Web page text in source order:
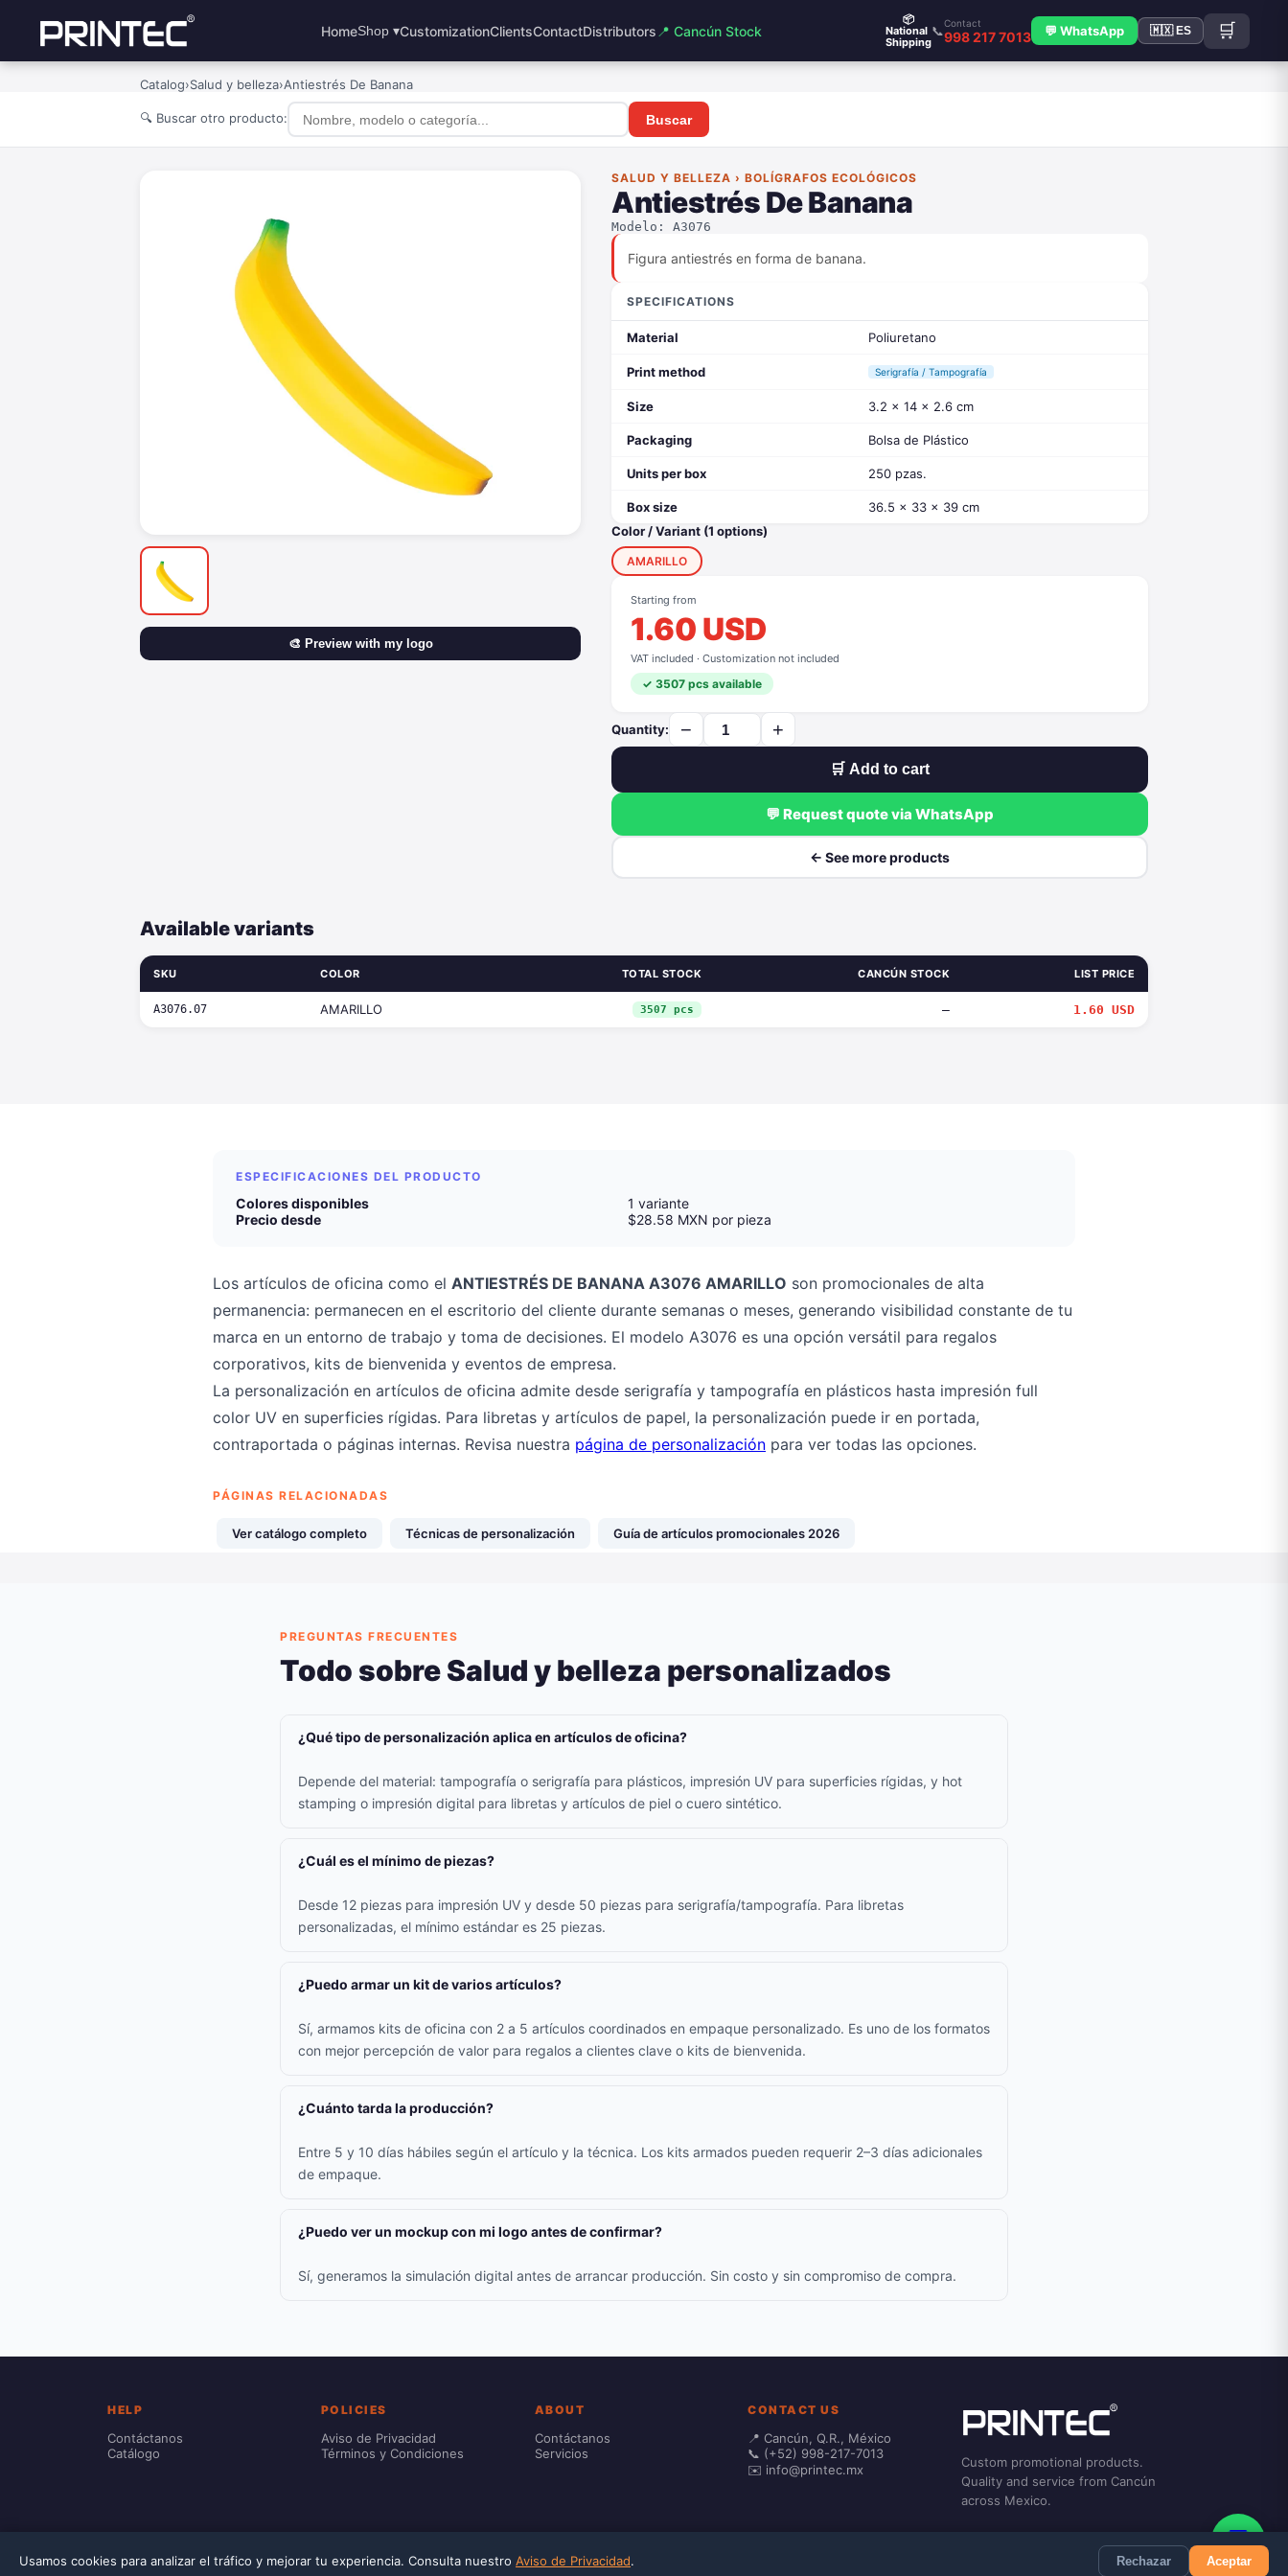
Usamos cookies para analizar el tráfico y mejorar tu experiencia. Consulta nuestro Aviso de Privacidad. Rechazar Aceptar
HomeShop ▾CustomizationClientsContactDistributors 📍 Cancún Stock
📦
National
Shipping
📞
Contact
998 217 7013 💬 WhatsApp 🇲🇽 ES 🛒
Catalog›Salud y belleza›Antiestrés De Banana
🔍 Buscar otro producto: Buscar
🎨 Preview with my logo
SALUD Y BELLEZA › BOLÍGRAFOS ECOLÓGICOS
Antiestrés De Banana
Modelo: A3076
Figura antiestrés en forma de banana.
SPECIFICATIONS
Material Poliuretano
Print method Serigrafía / Tampografía
Size 3.2 x 14 x 2.6 cm
Packaging Bolsa de Plástico
Units per box 250 pzas.
Box size
36.5 x 33 x 39 cm
Color / Variant (1 options)
AMARILLO
Starting from
1.60 USD
VAT included · Customization not included
✓ 3507 pcs available
Quantity: − +
🛒 Add to cart
💬 Request quote via WhatsApp
← See more products
Available variants
SKU COLOR TOTAL STOCK CANCÚN STOCK LIST PRICE
A3076.07 AMARILLO 3507 pcs — 1.60 USD
ESPECIFICACIONES DEL PRODUCTO
Colores disponibles
1 variante
Precio desde
$28.58 MXN por pieza
Los artículos de oficina como el ANTIESTRÉS DE BANANA A3076 AMARILLO son promocionales de alta
permanencia: permanecen en el escritorio del cliente durante semanas o meses, generando visibilidad constante de tu
marca en un entorno de trabajo y toma de decisiones. El modelo A3076 es una opción versátil para regalos
corporativos, kits de bienvenida y eventos de empresa.
La personalización en artículos de oficina admite desde serigrafía y tampografía en plásticos hasta impresión full
color UV en superficies rígidas. Para libretas y artículos de papel, la personalización puede ir en portada,
contraportada o páginas internas. Revisa nuestra página de personalización para ver todas las opciones.
PÁGINAS RELACIONADAS
Ver catálogo completo Técnicas de personalización Guía de artículos promocionales 2026
PREGUNTAS FRECUENTES
Todo sobre Salud y belleza personalizados
¿Qué tipo de personalización aplica en artículos de oficina?
Depende del material: tampografía o serigrafía para plásticos, impresión UV para superficies rígidas, y hot
stamping o impresión digital para libretas y artículos de piel o cuero sintético.
¿Cuál es el mínimo de piezas?
Desde 12 piezas para impresión UV y desde 50 piezas para serigrafía/tampografía. Para libretas
personalizadas, el mínimo estándar es 25 piezas.
¿Puedo armar un kit de varios artículos?
Sí, armamos kits de oficina con 2 a 5 artículos coordinados en empaque personalizado. Es uno de los formatos
con mejor percepción de valor para regalos a clientes clave o kits de bienvenida.
¿Cuánto tarda la producción?
Entre 5 y 10 días hábiles según el artículo y la técnica. Los kits armados pueden requerir 2–3 días adicionales
de empaque.
¿Puedo ver un mockup con mi logo antes de confirmar?
Sí, generamos la simulación digital antes de arrancar producción. Sin costo y sin compromiso de compra.
HELP
Contáctanos
Catálogo
POLICIES
Aviso de Privacidad
Términos y Condiciones
ABOUT
Contáctanos
Servicios
CONTACT US
📍 Cancún, Q.R., México
📞 (+52) 998-217-7013
✉️ info@printec.mx
Custom promotional products.
Quality and service from Cancún
across Mexico.
© 2026 Printec. Prices include VAT. Customization costs are calculated at checkout. PrivacyTerms
💬